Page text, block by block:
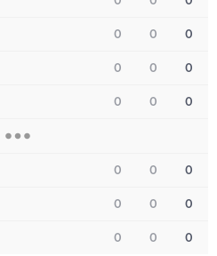
0 0 0
0 0 0
0 0 0
0 0 0
0 0 0
0 0 0